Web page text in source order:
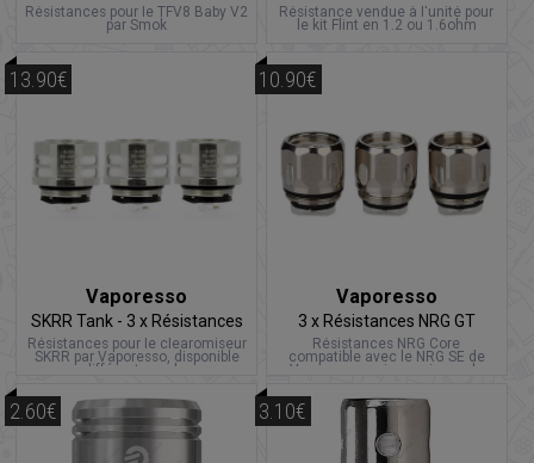
Résistances pour le TFV8 Baby V2
par Smok
Résistance vendue à l'unité pour
le kit Flint en 1.2 ou 1.6ohm
Vaporesso
SKRR Tank - 3 x Résistances
Résistances pour le clearomiseur
SKRR par Vaporesso, disponible
en différentes valeurs.
13.90€
Vaporesso
3 x Résistances NRG GT
Cores
Résistances NRG Core
compatible avec le NRG SE de
Vaporesso mais aussi avec le
10.90€
2.60€ 3.10€